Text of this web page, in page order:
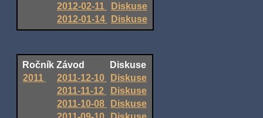
2012-02-11
Diskuse
2012-01-14
Diskuse
Ročník Závod
Diskuse
2011
2011-12-10
Diskuse
2011-11-12
Diskuse
2011-10-08
Diskuse